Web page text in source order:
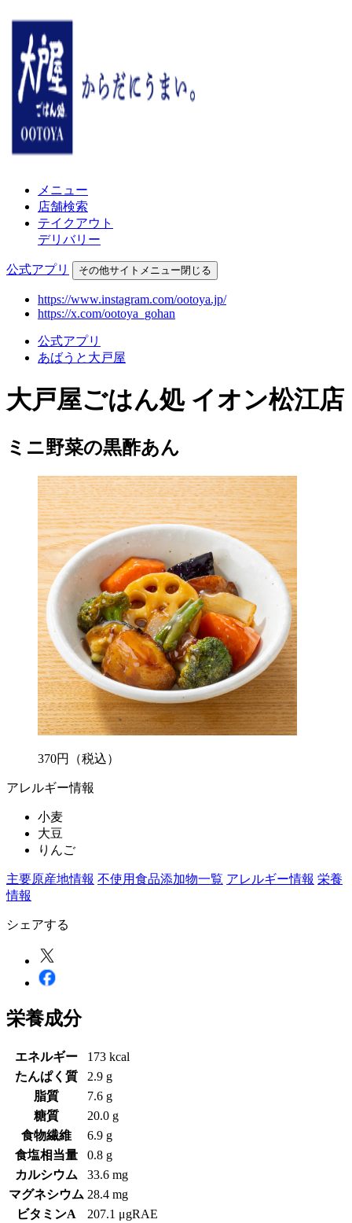
メニュー
店舗検索
テイクアウト
デリバリー
公式アプリ その他サイトメニュー閉じる
https://www.instagram.com/ootoya.jp/
https://x.com/ootoya_gohan
公式アプリ
あばうと大戸屋
大戸屋ごはん処 イオン松江店
ミニ野菜の黒酢あん
370円 （税込）
アレルギー情報
小麦
大豆
りんご
主要原産地情報 不使用食品添加物一覧 アレルギー情報 栄養
情報
シェアする
栄養成分
エネルギー
173 kcal
たんぱく質
2.9 g
脂質
7.6 g
糖質
20.0 g
食物繊維
6.9 g
食塩相当量
0.8 g
カルシウム
33.6 mg
マグネシウム 28.4 mg
ビタミンA
207.1 μgRAE